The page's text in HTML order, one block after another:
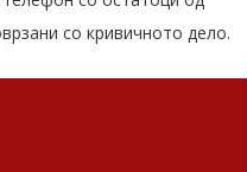
со кривичното дело.